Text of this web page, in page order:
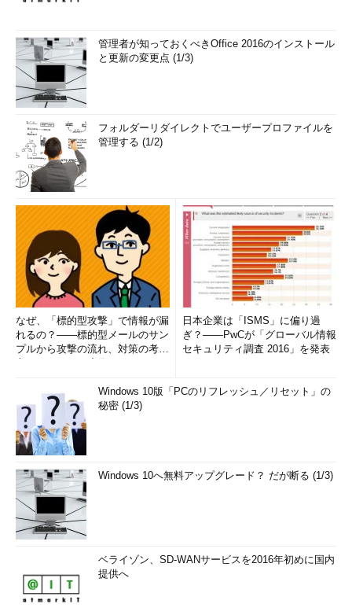
管理者が知っておくべきOffice 2016のインストール
と更新の変更点 (1/3)
フォルダーリダイレクトでユーザープロファイルを
管理する (1/2)
なぜ、「標的型攻撃」で情報が漏
れるの？――標的型メールのサン
プルから攻撃の流れ、対策の考え
日本企業は「ISMS」に偏り過
ぎ？――PwCが「グローバル情報
セキュリティ調査 2016」を発表
Windows 10版「PCのリフレッシュ／リセット」の
秘密 (1/3)
Windows 10へ無料アップグレード？ だが断る (1/3)
ベライゾン、SD-WANサービスを2016年初めに国内
提供へ